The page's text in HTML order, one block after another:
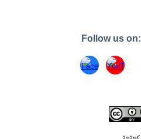
Follow us on: